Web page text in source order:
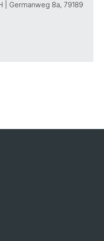
| Germanweg 8a, 79189